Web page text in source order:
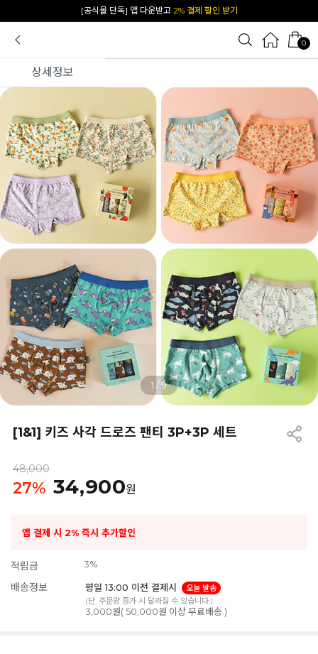
[공식몰 단독] 앱 다운받고 2% 결제 할인 받기
0
상세정보
1 /9
[1&1] 키즈 사각 드로즈 팬티 3P+3P 세트
48,000
27% 34,900원
앱 결제 시 2% 즉시 추가할인
적립금 3%
배송정보 평일 13:00 이전 결제시
오늘 발송
(단, 주문량 증가 시 달라질 수 있습니다.)
3,000원( 50,000원 이상 무료배송 )